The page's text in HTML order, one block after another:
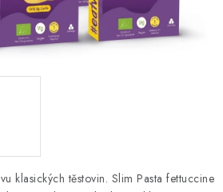
klasických těstovin. Slim Pasta fettuccine